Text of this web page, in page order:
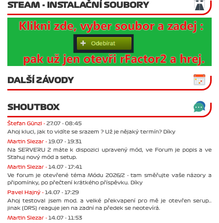
STEAM - INSTALAČNÍ SOUBORY
DALŠÍ ZÁVODY
SHOUTBOX
Štefan Günzl - 27.07 - 08:45
Ahoj kluci, jak to vidíte se srazem ? Už je nějaký termín? Díky
Martin Slezar - 19.07 - 19:31
Na SERVERU 2 máte k dispozici upravený mód, ve Forum je popis a ve
Stahuj nový mód a setup.
Martin Slezar - 14.07 - 17:41
Ve forum je otevřené téma Módu 2026/2 - tam směřujte vaše názory a
připomínky, po přečtení krátkého příspěvku. Díky
Pavel Hajný - 14.07 - 17:29
Ahoj testoval jsem mod. a velké překvapení pro mě je otevřen serup..
jinak (DRS) reaguje jen na zadní na předek se neotevírá.
Martin Slezar - 14.07 - 11:53